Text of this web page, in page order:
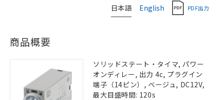
日本語 English PDF出力
商品概要
ソリッドステート・タイマ, パワー
オンディレー, 出力 4c, プラグイン
端子（14ピン）, ベージュ, DC12V,
最大目盛時間: 120s